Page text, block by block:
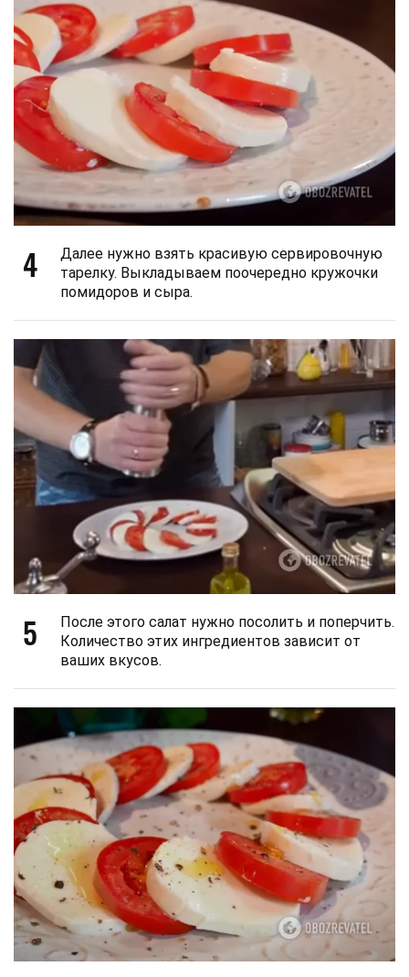
4
Далее нужно взять красивую сервировочную
тарелку. Выкладываем поочередно кружочки
помидоров и сыра.
5
После этого салат нужно посолить и поперчить.
Количество этих ингредиентов зависит от
ваших вкусов.